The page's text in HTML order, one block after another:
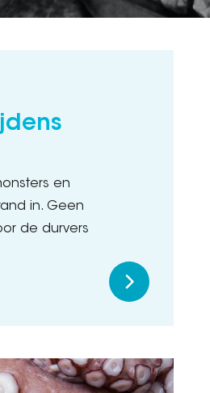
en
in. Geen
de durvers